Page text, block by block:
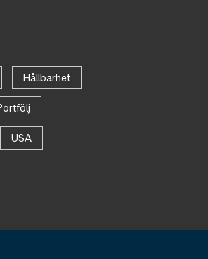
Hållbarhet
USA